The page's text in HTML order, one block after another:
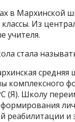
в Мархинской
Из
учителя.
стала
комплексного
(Я). Школу
реабилитации и